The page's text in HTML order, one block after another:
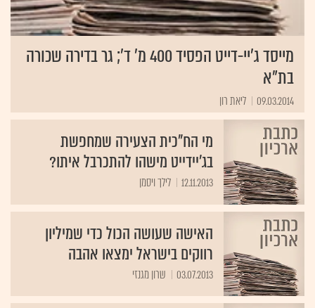
מייסד ג'יי-דייט הפסיד 400 מ' ד'; גר בדירה שכורה
בת"א
09.03.2014 ליאת רון
מי הח"כית הצעירה שמחפשת
בג'יידייט מישהו להתכרבל איתו?
12.11.2013 לילך ויסמן
האישה שעושה הכול כדי שמיליון
רווקים בישראל ימצאו אהבה
03.07.2013 שרון מגנזי